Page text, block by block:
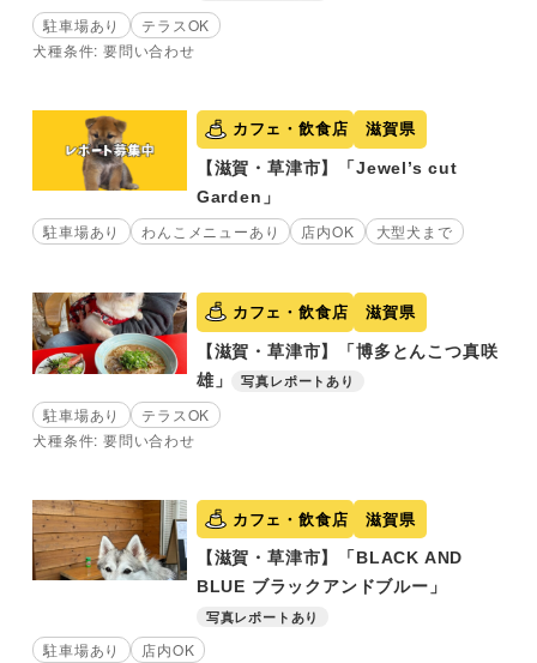
駐車場あり
テラスOK
犬種条件: 要問い合わせ
カフェ・飲食店 滋賀県
【滋賀・草津市】「Jewel’s cut
Garden」
駐車場あり わんこメニューあり 店内OK 大型犬まで
カフェ・飲食店 滋賀県
【滋賀・草津市】「博多とんこつ真咲
雄」
写真レポートあり
駐車場あり
テラスOK
犬種条件: 要問い合わせ
カフェ・飲食店 滋賀県
【滋賀・草津市】「BLACK AND
BLUE ブラックアンドブルー」
写真レポートあり
駐車場あり
店内OK